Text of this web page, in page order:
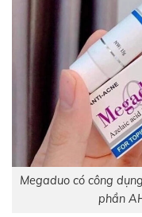
Megaduo có công
phần